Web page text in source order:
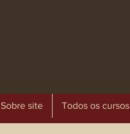
Sobre site Todos os cursos